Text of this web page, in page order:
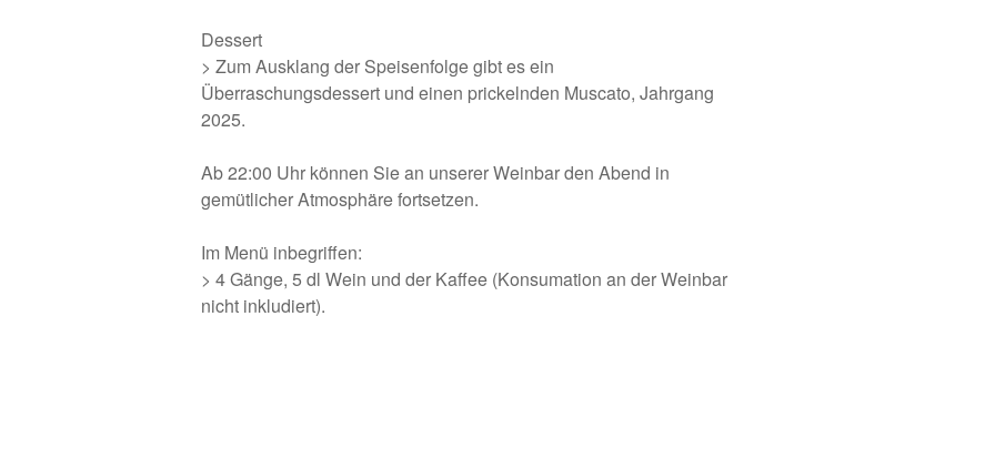
Dessert
> Zum Ausklang der Speisenfolge gibt es ein
Überraschungsdessert und einen prickelnden Muscato, Jahrgang
2025.
Ab 22:00 Uhr können Sie an unserer Weinbar den Abend in
gemütlicher Atmosphäre fortsetzen.
Im Menü inbegriffen:
> 4 Gänge, 5 dl Wein und der Kaffee (Konsumation an der Weinbar
nicht inkludiert).